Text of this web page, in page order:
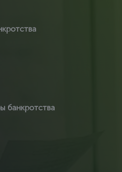
центром и делаем
банкротства